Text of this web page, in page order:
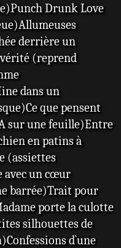
Drunk Love
derrière un
(reprend
dans un
que pensent
sur une feuille)Entre
en patins à
(assiettes
avec un cœur
barrée)Trait pour
porte la culotte
silhouettes de
d`une